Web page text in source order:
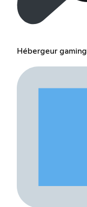
Hébergeur gaming